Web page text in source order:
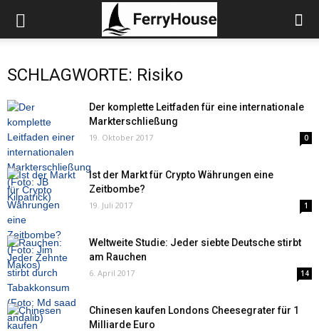
SCHLAGWORTE: Risiko
Der komplette Leitfaden für eine internationale
Markterschließung
19. Oktober 2017 0
Ist der Markt für Crypto Währungen eine
Zeitbombe?
19. Juli 2017 1
Weltweite Studie: Jeder siebte Deutsche stirbt
am Rauchen
6. April 2017 14
Chinesen kaufen Londons Cheesegrater für 1
Milliarde Euro